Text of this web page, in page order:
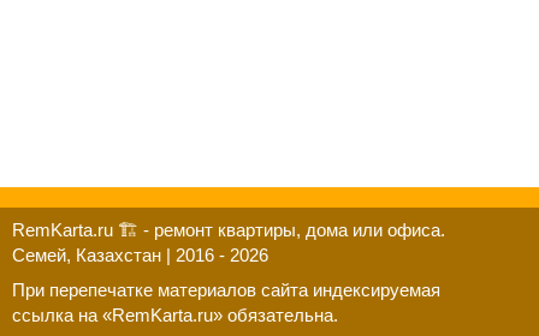
RemKarta.ru 🏗️ - ремонт квартиры, дома или офиса.
Семей, Казахстан | 2016 - 2026
При перепечатке материалов сайта индексируемая
ссылка на «RemKarta.ru» обязательна.